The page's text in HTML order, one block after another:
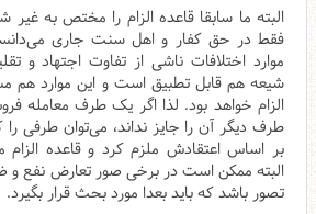
البته ما سابقا قاعده الزام را مختص به غیر
فقط در حق کفار و اهل سنت جاری
موارد اختلافات ناشی از تفاوت اجتهاد و
شیعه هم قابل تطبیق است و این موارد هم
الزام خواهد بود. لذا اگر یک طرف معامله
طرف دیگر آن را جایز نداند، می‌توان طرفی
بر اساس اعتقادش ملزم کرد و قاعده الزام
البته ممکن است در برخی صور تعارض نفع و
تصور باشد که باید بعدا مورد بحث قرار بگیرد.